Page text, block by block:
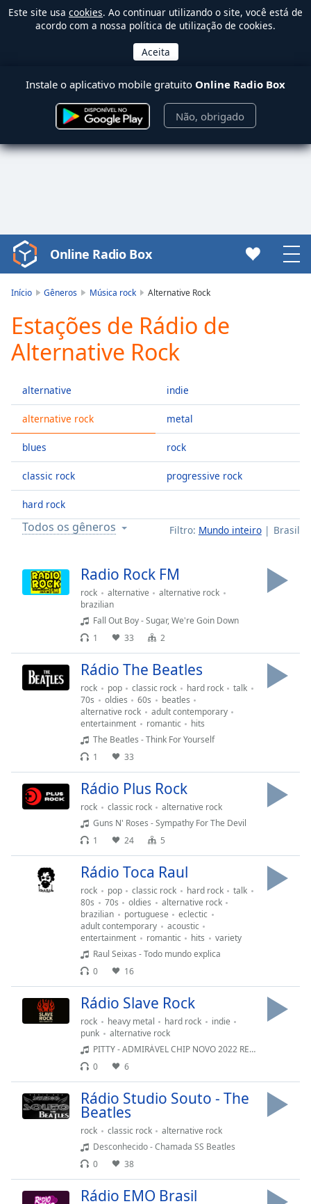
Este site usa cookies. Ao continuar utilizando o site, você está de
acordo com a nossa política de utilização de cookies.
Instale o aplicativo mobile gratuito Online Radio Box
Não, obrigado
Video
Player
Play
Video
Play
Skip
Mute
Current
Time0:00
Duration-:-
Loaded:
0.00%
Stream
TypeLIVE
currently
behind
LIVE
Playback
Descriptions
descriptions
Subtitles
subtitles
subtitles
off,
selected
Picture-
Picture
Fullscreen
modal
window.
Online Radio Box
Início Gêneros Música rock Alternative Rock
Estações de Rádio de
Alternative Rock
alternative
alternative rock
blues
classic rock
hard rock
indie
metal
rock
progressive rock
Filtro: Mundo inteiro Brasil
Todos os gêneros
Radio Rock FM
rock alternative
alternative rock
brazilian
Fall Out Boy - Sugar, We're Goin Down
1
33 2
Rádio The Beatles
rock pop classic rock hard rock
talk
70s
oldies 60s
beatles
alternative rock
adult contemporary
entertainment
romantic
hits
The Beatles - Think For Yourself
1
33
Rádio Plus Rock
rock classic rock
alternative rock
Guns N' Roses - Sympathy For The Devil
1
24 5
Rádio Toca Raul
rock pop classic rock hard rock
talk
80s
70s oldies
alternative rock
brazilian
portuguese
eclectic
adult contemporary
acoustic
entertainment
romantic hits
variety
Raul Seixas - Todo mundo explica
0
16
Rádio Slave Rock
rock heavy metal hard rock
indie
punk
alternative rock
PITTY - ADMIRÁVEL CHIP NOVO 2022 REMIX
0
6
Rádio Studio Souto - The
Beatles
rock classic rock
alternative rock
Desconhecido - Chamada SS Beatles
0
38
Rádio EMO Brasil